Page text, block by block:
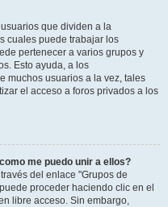
que dividen a la
cuales puede trabajar los
pertenecer a varios grupos y
Esto ayuda, a los
muchos usuarios a la vez, tales
el acceso a foros privados a los
me puedo unir a ellos?
del enlace "Grupos de
proceder haciendo clic en el
libre acceso. Sin embargo,